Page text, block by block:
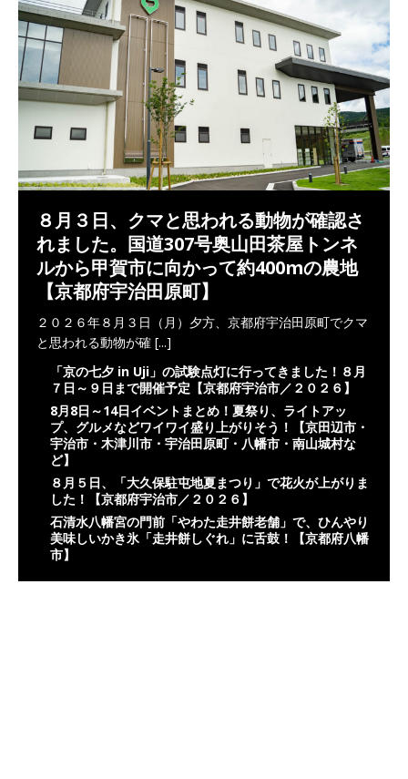
８月３日、クマと思われる動物が確認さ
れました。国道307号奥山田茶屋トンネ
ルから甲賀市に向かって約400mの農地
【京都府宇治田原町】
２０２６年８月３日（月）夕方、京都府宇治田原町でクマ
と思われる動物が確 [...]
「京の七夕 in Uji」の試験点灯に行ってきました！８月
７日～９日まで開催予定【京都府宇治市／２０２６】
8月8日～14日イベントまとめ！夏祭り、ライトアッ
プ、グルメなどワイワイ盛り上がりそう！【京田辺市・
宇治市・木津川市・宇治田原町・八幡市・南山城村な
ど】
８月５日、「大久保駐屯地夏まつり」で花火が上がりま
した！【京都府宇治市／２０２６】
石清水八幡宮の門前「やわた走井餅老舗」で、ひんやり
美味しいかき氷「走井餅しぐれ」に舌鼓！【京都府八幡
市】